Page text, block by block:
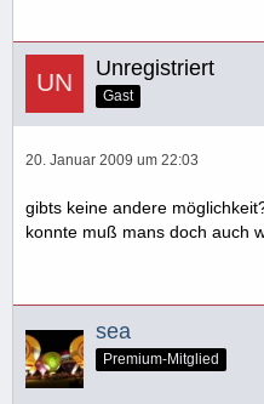
Unregistriert
Gast
20. Januar 2009 um 22:03
gibts keine andere
konnte muß mans doch auch
sea
Premium-Mitglied